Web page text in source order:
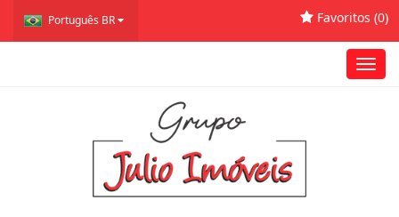
Português BR Favoritos (0)